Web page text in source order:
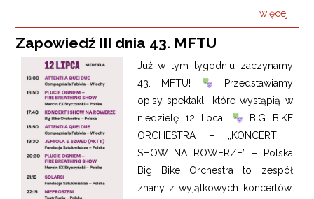
więcej
Zapowiedź III dnia 43. MFTU
Już w tym tygodniu zaczynamy
43. MFTU!
Przedstawiamy
opisy spektakli, które wystąpią w
niedzielę 12 lipca:
BIG BIKE
ORCHESTRA – „KONCERT I
SHOW NA ROWERZE” – Polska
Big Bike Orchestra to zespół
znany z wyjątkowych koncertów,